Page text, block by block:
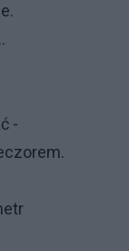
-